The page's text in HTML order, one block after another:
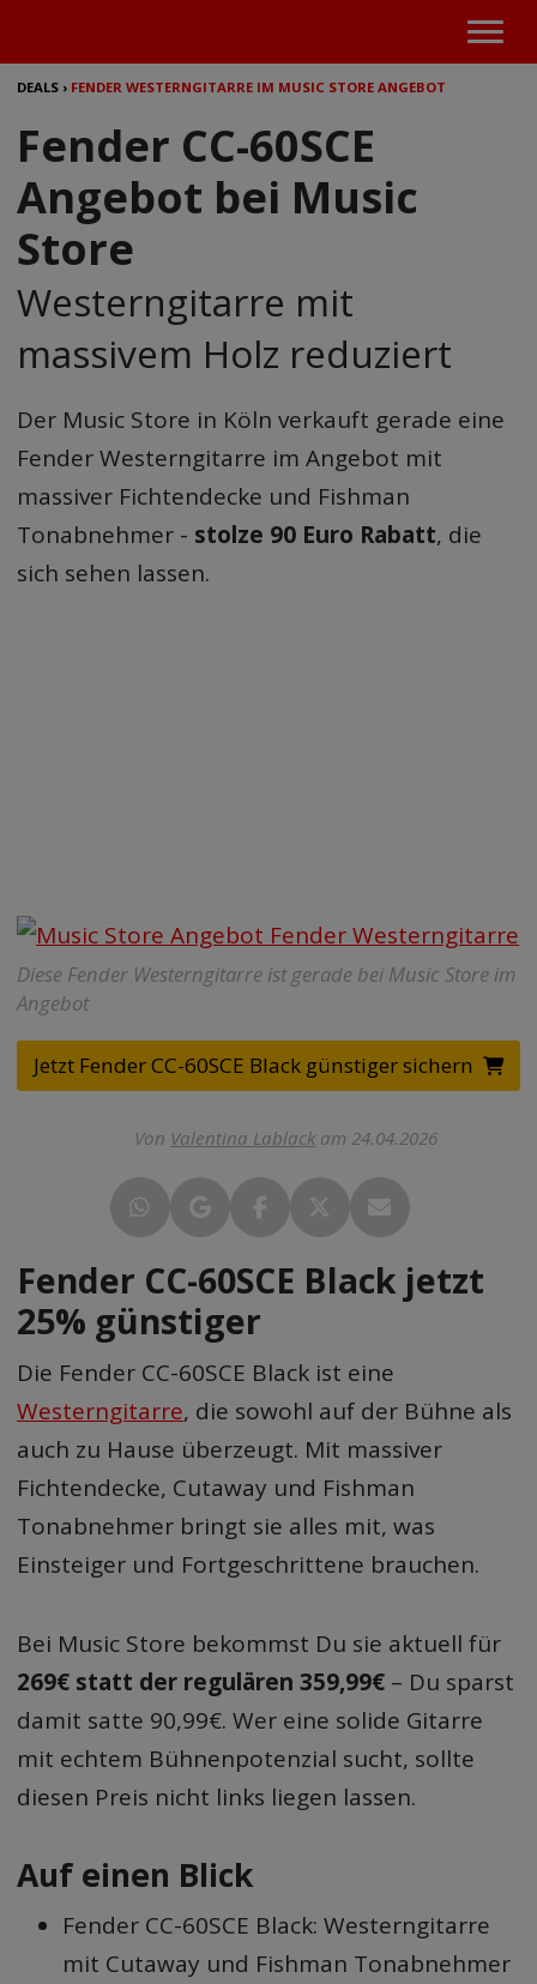
DEALS › FENDER WESTERNGITARRE IM MUSIC STORE ANGEBOT
Fender CC-60SCE
Angebot bei Music
Store
Westerngitarre mit
massivem Holz reduziert
Der Music Store in Köln verkauft gerade eine
Fender Westerngitarre im Angebot mit
massiver Fichtendecke und Fishman
Tonabnehmer - stolze 90 Euro Rabatt, die
sich sehen lassen.
Diese Fender Westerngitarre ist gerade bei Music Store im
Angebot
Jetzt Fender CC-60SCE Black günstiger sichern
Von Valentina Lablack am 24.04.2026
Fender CC-60SCE Black jetzt
25% günstiger
Die Fender CC-60SCE Black ist eine
Westerngitarre, die sowohl auf der Bühne als
auch zu Hause überzeugt. Mit massiver
Fichtendecke, Cutaway und Fishman
Tonabnehmer bringt sie alles mit, was
Einsteiger und Fortgeschrittene brauchen.
Bei Music Store bekommst Du sie aktuell für
269€ statt der regulären 359,99€ – Du sparst
damit satte 90,99€. Wer eine solide Gitarre
mit echtem Bühnenpotenzial sucht, sollte
diesen Preis nicht links liegen lassen.
Auf einen Blick
Fender CC-60SCE Black: Westerngitarre
mit Cutaway und Fishman Tonabnehmer